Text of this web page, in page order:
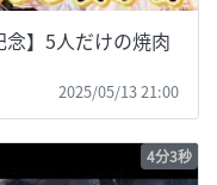
】5人だけの焼肉
2025/05/13 21:00
4分3秒